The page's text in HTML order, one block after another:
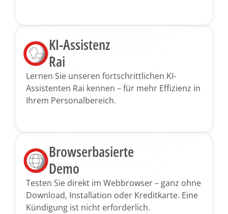
KI-Assistenz
Rai
Lernen Sie unseren fortschrittlichen KI-
Assistenten Rai kennen – für mehr Effizienz in
Ihrem Personalbereich.
Browserbasierte
Demo
Testen Sie direkt im Webbrowser – ganz ohne
Download, Installation oder Kreditkarte. Eine
Kündigung ist nicht erforderlich.